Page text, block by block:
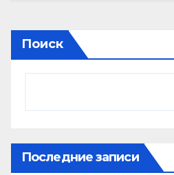
Поиск
Последние записи